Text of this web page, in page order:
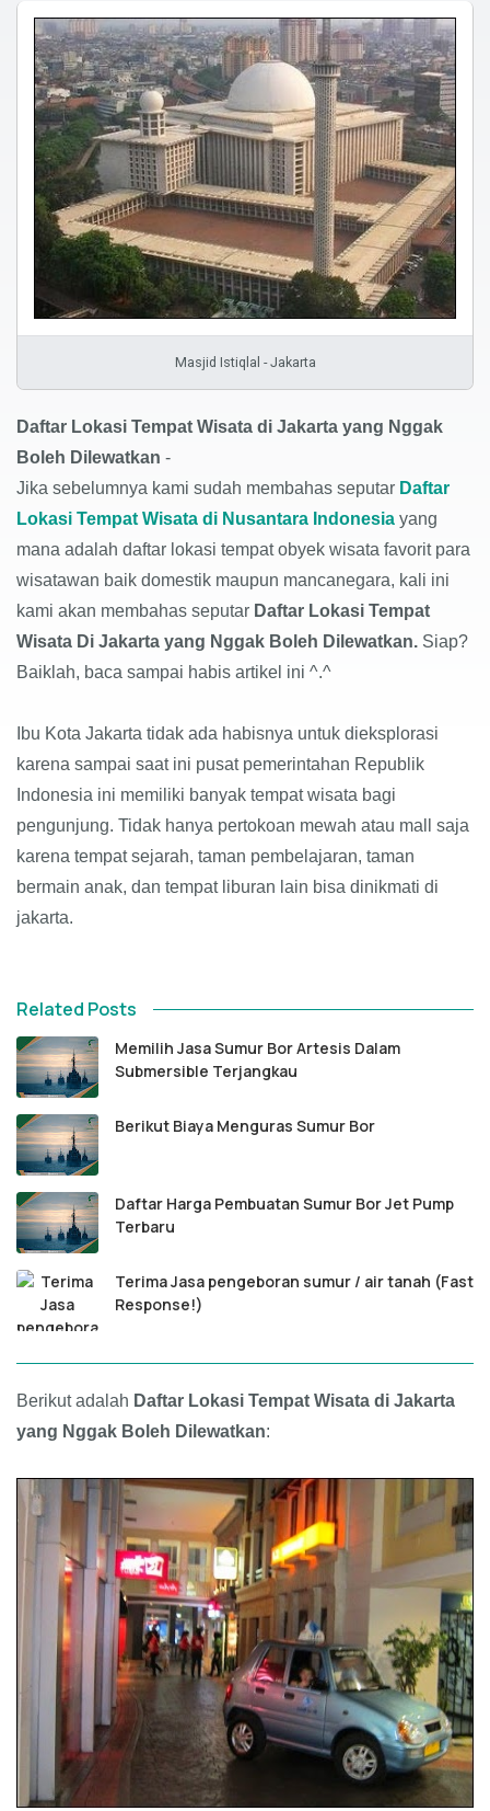
Masjid Istiqlal - Jakarta
Daftar Lokasi Tempat Wisata di Jakarta yang Nggak
Boleh Dilewatkan -
Jika sebelumnya kami sudah membahas seputar Daftar
Lokasi Tempat Wisata di Nusantara Indonesia yang
mana adalah daftar lokasi tempat obyek wisata favorit para
wisatawan baik domestik maupun mancanegara, kali ini
kami akan membahas seputar Daftar Lokasi Tempat
Wisata Di Jakarta yang Nggak Boleh Dilewatkan. Siap?
Baiklah, baca sampai habis artikel ini ^.^
Ibu Kota Jakarta tidak ada habisnya untuk dieksplorasi
karena sampai saat ini pusat pemerintahan Republik
Indonesia ini memiliki banyak tempat wisata bagi
pengunjung. Tidak hanya pertokoan mewah atau mall saja
karena tempat sejarah, taman pembelajaran, taman
bermain anak, dan tempat liburan lain bisa dinikmati di
jakarta.
Related Posts
Memilih Jasa Sumur Bor Artesis Dalam
Submersible Terjangkau
Berikut Biaya Menguras Sumur Bor
Daftar Harga Pembuatan Sumur Bor Jet Pump
Terbaru
Terima Jasa pengeboran sumur / air tanah (Fast
Response!)
Berikut adalah Daftar Lokasi Tempat Wisata di Jakarta
yang Nggak Boleh Dilewatkan: